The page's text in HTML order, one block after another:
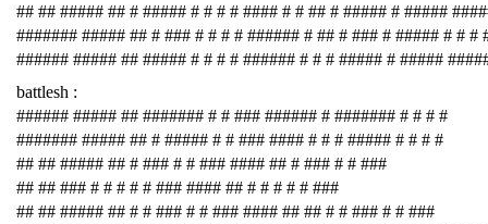
## ## ##### ## # ##### # # # # #### # # ## # ##### # #####
####### ##### ## # ### # # # # ###### # ## # ### # ##### # # #
###### ##### ## ##### # # # # ###### # # # ##### # #####
battlesh :
###### ##### ## ####### # # ### ###### # ####### # # # #
####### ##### ## # ##### # # ### #### # # # ##### # # # #
## ## ##### ## # ### # # ### #### ## # ### # # ###
## ## ### # # # # # ### #### ## # # # # # ###
## ## ##### ## # # ### # # ### #### ## ## # # ### # # ###